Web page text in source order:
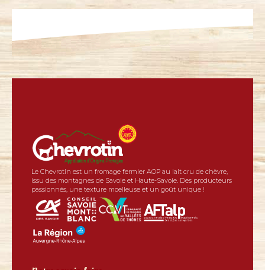
Le Chevrotin est un fromage fermier AOP au lait cru de chèvre,
issu des montagnes de Savoie et Haute-Savoie. Des producteurs
passionnés, une texture moelleuse et un goût unique !